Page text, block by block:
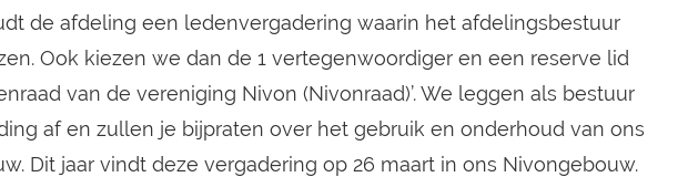
de afdeling een ledenvergadering waarin het afdelingsbestuur
Ook kiezen we dan de 1 vertegenwoordiger en een reserve lid
van de vereniging Nivon (Nivonraad)’. We leggen als bestuur
af en zullen je bijpraten over het gebruik en onderhoud van ons
Dit jaar vindt deze vergadering op 26 maart in ons Nivongebouw.